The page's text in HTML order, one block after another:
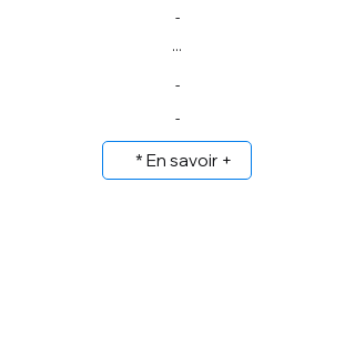
-
...
-
-
* En savoir +